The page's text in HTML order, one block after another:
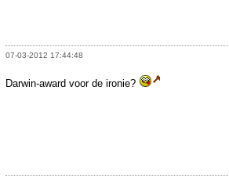
07-03-2012 17:44:48
Darwin-award voor de ironie?